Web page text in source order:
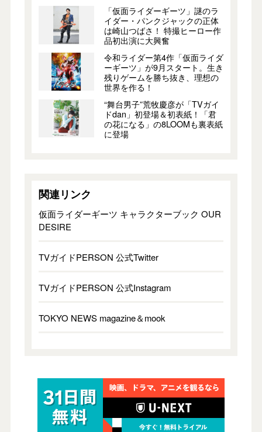
「仮面ライダーギーツ」謎のラ
イダー・パンクジャックの正体
は崎山つばさ！ 特撮ヒーロー作
品初出演に大興奮
令和ライダー第4作「仮面ライダ
ーギーツ」が9月スタート。生き
残りゲームを勝ち抜き、理想の
世界を作る！
“舞台男子”荒牧慶彦が「TVガイ
ドdan」初登場＆初表紙！「君
の花になる」の8LOOMも裏表紙
に登場
関連リンク
仮面ライダーギーツ キャラクターブック OUR
DESIRE
TVガイドPERSON 公式Twitter
TVガイドPERSON 公式Instagram
TOKYO NEWS magazine＆mook